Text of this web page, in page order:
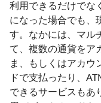
利用できるだけでな
になった場合でも、
す。なかには、マル
て、複数の通貨をア
ま、もしくはアカウ
ドで支払ったり、
できるサービスもあ